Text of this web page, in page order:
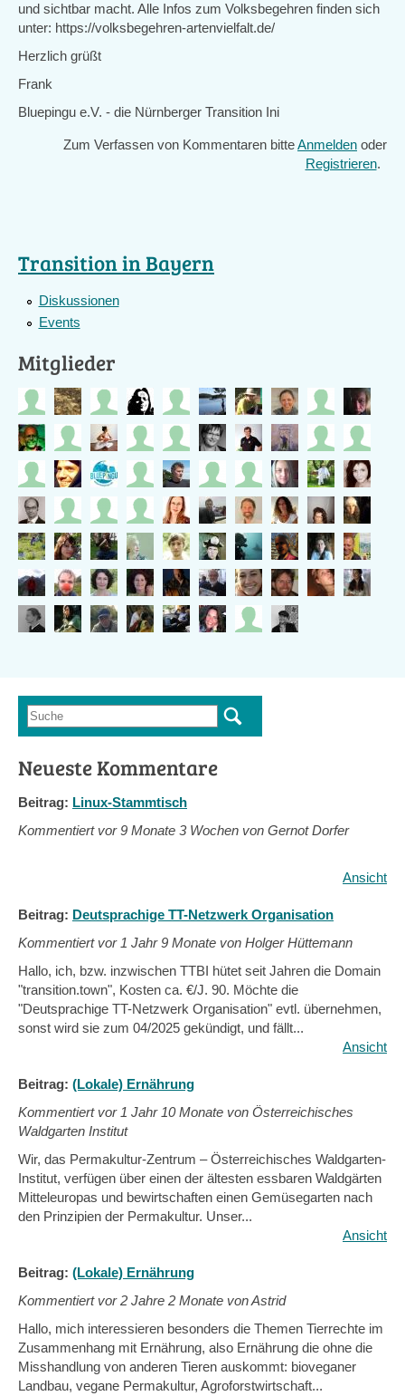
und sichtbar macht. Alle Infos zum Volksbegehren finden sich
unter: https://volksbegehren-artenvielfalt.de/
Herzlich grüßt
Frank
Bluepingu e.V. - die Nürnberger Transition Ini
Zum Verfassen von Kommentaren bitteAnmelden oder
Registrieren.
Transition in Bayern
Diskussionen
Events
Mitglieder
Suchformular
Suche
Neueste Kommentare
Beitrag: Linux-Stammtisch
Kommentiert vor9 Monate 3 Wochen von Gernot Dorfer
Ansicht
Beitrag: Deutsprachige TT-Netzwerk Organisation
Kommentiert vor 1 Jahr 9 Monate von Holger Hüttemann
Hallo, ich, bzw. inzwischen TTBI hütet seit Jahren die Domain
"transition.town", Kosten ca. €/J. 90. Möchte die
"Deutsprachige TT-Netzwerk Organisation" evtl. übernehmen,
sonst wird sie zum 04/2025 gekündigt, und fällt...
Ansicht
Beitrag: (Lokale) Ernährung
Kommentiert vor 1 Jahr 10 Monate von Österreichisches
Waldgarten Institut
Wir, das Permakultur-Zentrum – Österreichisches Waldgarten-
Institut, verfügen über einen der ältesten essbaren Waldgärten
Mitteleuropas und bewirtschaften einen Gemüsegarten nach
den Prinzipien der Permakultur. Unser...
Ansicht
Beitrag: (Lokale) Ernährung
Kommentiert vor2 Jahre 2 Monate von Astrid
Hallo, mich interessieren besonders die Themen Tierrechte im
Zusammenhang mit Ernährung, also Ernährung die ohne die
Misshandlung von anderen Tieren auskommt: bioveganer
Landbau, vegane Permakultur, Agroforstwirtschaft...